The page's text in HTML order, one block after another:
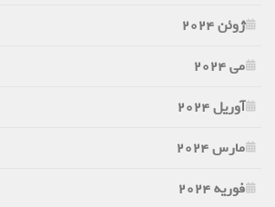
ژوئن 2024
می 2024
آوریل 2024
مارس 2024
فوریه 2024